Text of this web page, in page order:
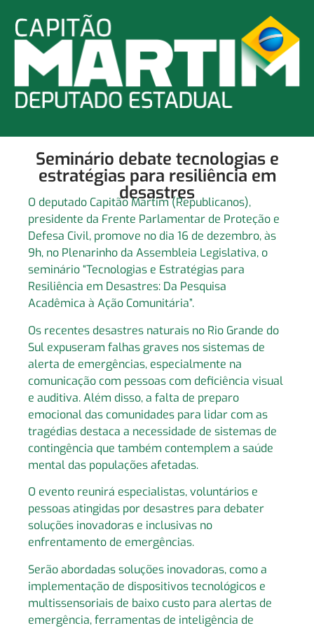
Seminário debate tecnologias e
estratégias para resiliência em
desastres
O deputado Capitão Martim (Republicanos),
presidente da Frente Parlamentar de Proteção e
Defesa Civil, promove no dia 16 de dezembro, às
9h, no Plenarinho da Assembleia Legislativa, o
seminário “Tecnologias e Estratégias para
Resiliência em Desastres: Da Pesquisa
Acadêmica à Ação Comunitária”.
Os recentes desastres naturais no Rio Grande do
Sul expuseram falhas graves nos sistemas de
alerta de emergências, especialmente na
comunicação com pessoas com deficiência visual
e auditiva. Além disso, a falta de preparo
emocional das comunidades para lidar com as
tragédias destaca a necessidade de sistemas de
contingência que também contemplem a saúde
mental das populações afetadas.
O evento reunirá especialistas, voluntários e
pessoas atingidas por desastres para debater
soluções inovadoras e inclusivas no
enfrentamento de emergências.
Serão abordadas soluções inovadoras, como a
implementação de dispositivos tecnológicos e
multissensoriais de baixo custo para alertas de
emergência, ferramentas de inteligência de